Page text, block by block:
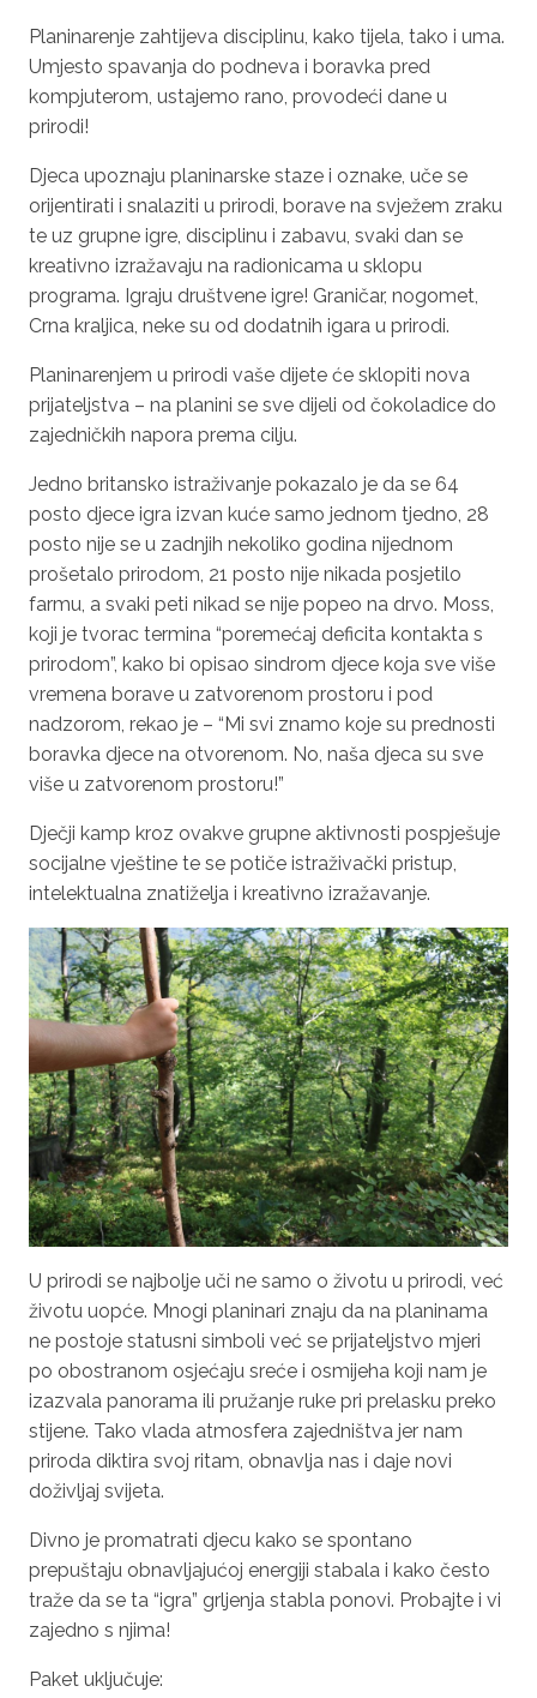
Planinarenje zahtijeva disciplinu, kako tijela, tako i uma.
Umjesto spavanja do podneva i boravka pred
kompjuterom, ustajemo rano, provodeći dane u
prirodi!
Djeca upoznaju planinarske staze i oznake, uče se
orijentirati i snalaziti u prirodi, borave na svježem zraku
te uz grupne igre, disciplinu i zabavu, svaki dan se
kreativno izražavaju na radionicama u sklopu
programa. Igraju društvene igre! Graničar, nogomet,
Crna kraljica, neke su od dodatnih igara u prirodi.
Planinarenjem u prirodi vaše dijete će sklopiti nova
prijateljstva – na planini se sve dijeli od čokoladice do
zajedničkih napora prema cilju.
Jedno britansko istraživanje pokazalo je da se 64
posto djece igra izvan kuće samo jednom tjedno, 28
posto nije se u zadnjih nekoliko godina nijednom
prošetalo prirodom, 21 posto nije nikada posjetilo
farmu, a svaki peti nikad se nije popeo na drvo. Moss,
koji je tvorac termina “poremećaj deficita kontakta s
prirodom”, kako bi opisao sindrom djece koja sve više
vremena borave u zatvorenom prostoru i pod
nadzorom, rekao je – “Mi svi znamo koje su prednosti
boravka djece na otvorenom. No, naša djeca su sve
više u zatvorenom prostoru!”
Dječji kamp kroz ovakve grupne aktivnosti pospješuje
socijalne vještine te se potiče istraživački pristup,
intelektualna znatiželja i kreativno izražavanje.
U prirodi se najbolje uči ne samo o životu u prirodi, već
životu uopće. Mnogi planinari znaju da na planinama
ne postoje statusni simboli već se prijateljstvo mjeri
po obostranom osjećaju sreće i osmijeha koji nam je
izazvala panorama ili pružanje ruke pri prelasku preko
stijene. Tako vlada atmosfera zajedništva jer nam
priroda diktira svoj ritam, obnavlja nas i daje novi
doživljaj svijeta.
Divno je promatrati djecu kako se spontano
prepuštaju obnavljajućoj energiji stabala i kako često
traže da se ta “igra” grljenja stabla ponovi. Probajte i vi
zajedno s njima!
Paket uključuje: